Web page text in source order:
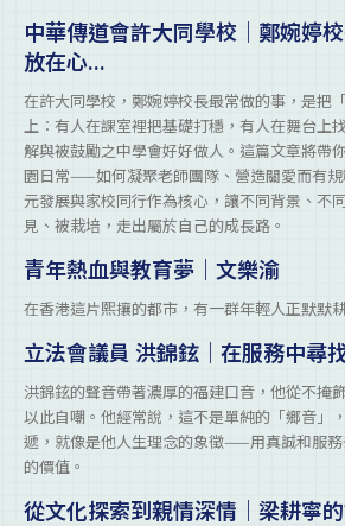
中華傳道會許大同學校｜鄭婉婷
放在心...
在許大同學校，鄭婉婷校長最常做的事，是把
上：有人在課室裡把基礎打穩，有人在舞台上
解與被鼓勵之中學會好好做人。這篇文章將帶
園日常——如何凝聚老師團隊、營造關愛而有
元發展與家校同行作為核心，讓不同背景、不
見、被栽培，走出屬於自己的成長路。
青年熱血與教育夢｜文樂渝
在香港這片熙攘的都市，有一群年輕人正默默
立法會議員 洪錦鉉｜在服務中尋
洪錦鉉的聲音帶著濃厚的福建口音，他從不掩
以此自嘲。他經常說，這不是單純的「鄉音」
遞，就像是他人生理念的象徵——用真誠和服
的價值。
從文化探索到親情深情｜梁耕寧